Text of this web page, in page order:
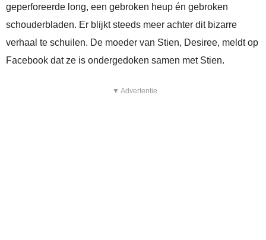
geperforeerde long, een gebroken heup én gebroken
schouderbladen. Er blijkt steeds meer achter dit bizarre
verhaal te schuilen. De moeder van Stien, Desiree, meldt op
Facebook dat ze is ondergedoken samen met Stien.
▼ Advertentie